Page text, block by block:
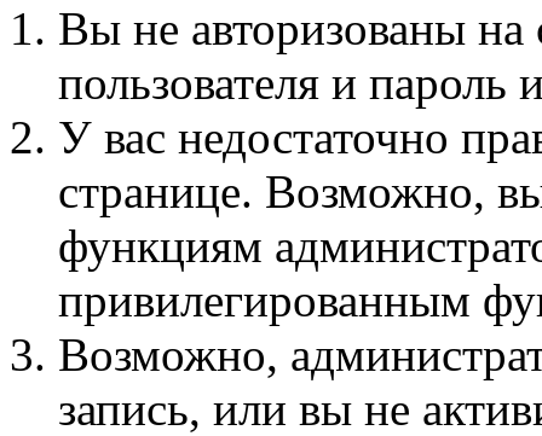
Вы не авторизованы на
пользователя и пароль
У вас недостаточно
странице. Возможно,
функциям
привилегированным
Возможно,
запись, или вы не